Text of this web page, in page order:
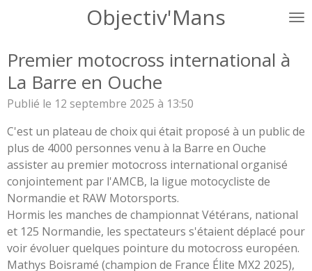
principal
Objectiv'Mans
Premier motocross international à
La Barre en Ouche
Publié le 12 septembre 2025 à 13:50
C'est un plateau de choix qui était proposé à un public de
plus de 4000 personnes venu à la Barre en Ouche
assister au premier motocross international organisé
conjointement par l'AMCB, la ligue motocycliste de
Normandie et RAW Motorsports.
Hormis les manches de championnat Vétérans, national
et 125 Normandie, les spectateurs s'étaient déplacé pour
voir évoluer quelques pointure du motocross européen.
Mathys Boisramé (champion de France Élite MX2 2025),